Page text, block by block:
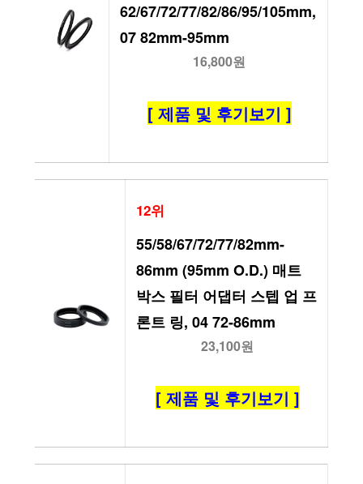
62/67/72/77/82/86/95/105mm,
07 82mm-95mm
16,800원
[ 제품 및 후기보기 ]
12위
55/58/67/72/77/82mm-
86mm (95mm O.D.) 매트
박스 필터 어댑터 스텝 업 프
론트 링, 04 72-86mm
23,100원
[ 제품 및 후기보기 ]